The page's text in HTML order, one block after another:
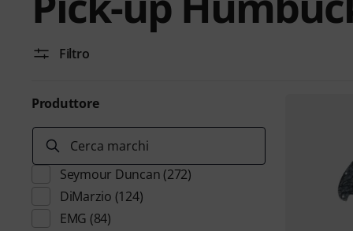
Filtro
Produttore
Cerca marchi
Seymour Duncan (272)
DiMarzio (124)
EMG (84)